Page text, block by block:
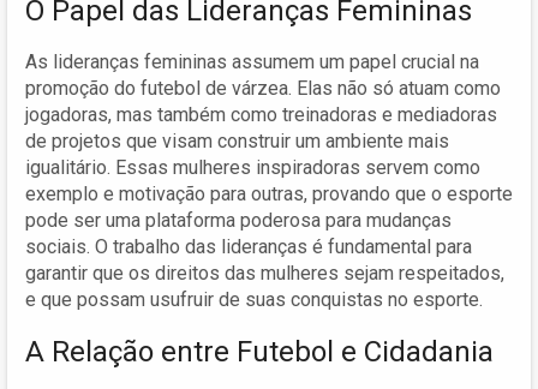
O Papel das Lideranças Femininas
As lideranças femininas assumem um papel crucial na
promoção do futebol de várzea. Elas não só atuam como
jogadoras, mas também como treinadoras e mediadoras
de projetos que visam construir um ambiente mais
igualitário. Essas mulheres inspiradoras servem como
exemplo e motivação para outras, provando que o esporte
pode ser uma plataforma poderosa para mudanças
sociais. O trabalho das lideranças é fundamental para
garantir que os direitos das mulheres sejam respeitados,
e que possam usufruir de suas conquistas no esporte.
A Relação entre Futebol e Cidadania